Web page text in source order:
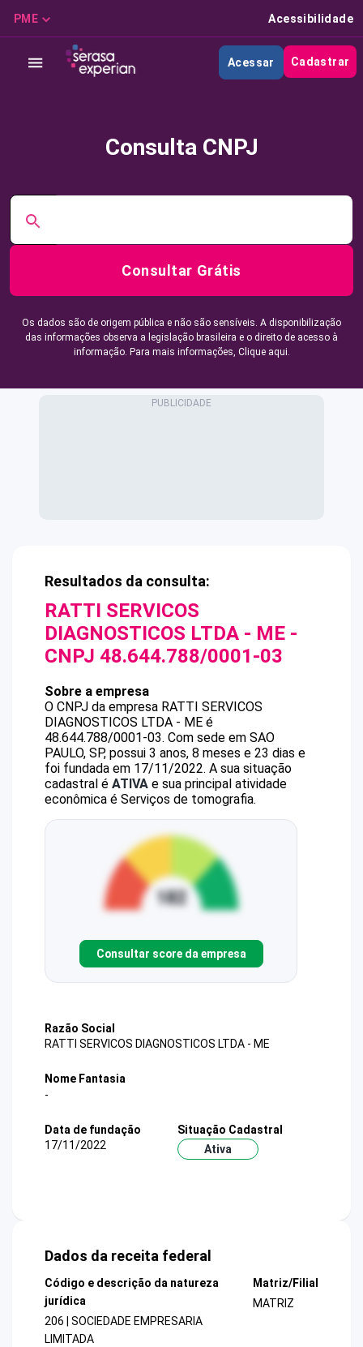
PME Acessibilidade
Acessar Cadastrar
Consulta CNPJ
Consultar Grátis
Os dados são de origem pública e não são sensíveis. A disponibilização
das informações observa a legislação brasileira e o direito de acesso à
informação. Para mais informações, Clique aqui.
Resultados da consulta:
RATTI SERVICOS
DIAGNOSTICOS LTDA - ME -
CNPJ 48.644.788/0001-03
Sobre a empresa
O CNPJ da empresa RATTI SERVICOS
DIAGNOSTICOS LTDA - ME é
48.644.788/0001-03. Com sede em SAO
PAULO, SP, possui 3 anos, 8 meses e 23 dias e
foi fundada em 17/11/2022. A sua situação
cadastral é ATIVA e sua principal atividade
econômica é Serviços de tomografia.
Consultar score da empresa
Razão Social
RATTI SERVICOS DIAGNOSTICOS LTDA - ME
Nome Fantasia
-
Data de fundação
17/11/2022
Situação Cadastral
Ativa
Dados da receita federal
Código e descrição da natureza
jurídica
206 | SOCIEDADE EMPRESARIA
LIMITADA
Matriz/Filial
MATRIZ